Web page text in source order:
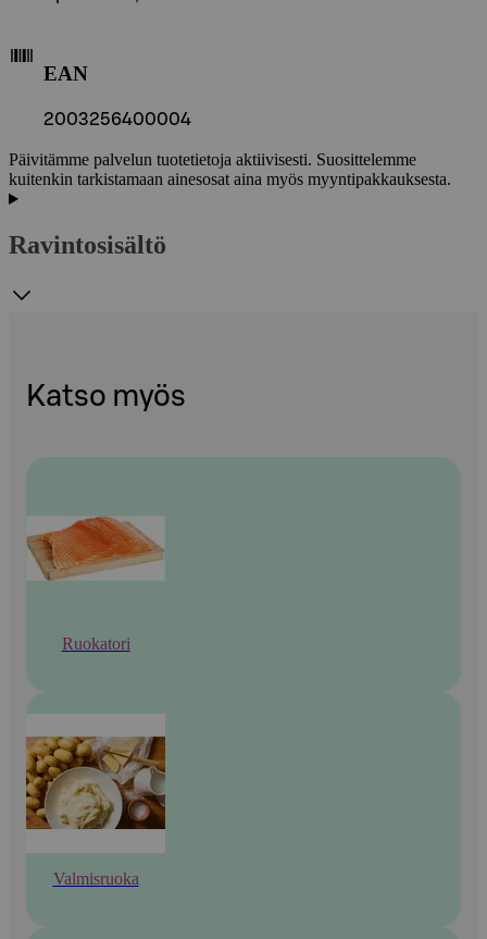
EAN
2003256400004
Päivitämme palvelun tuotetietoja aktiivisesti. Suosittelemme
kuitenkin tarkistamaan ainesosat aina myös myyntipakkauksesta.
Ravintosisältö
Katso myös
Ruokatori
Valmisruoka